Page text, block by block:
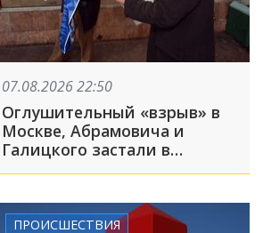
07.08.2026 22:50
Оглушительный «взрыв» в
Москве, Абрамовича и
Галицкого застали в
знаменитом парке
августа
ПРОИСШЕСТВИЯ